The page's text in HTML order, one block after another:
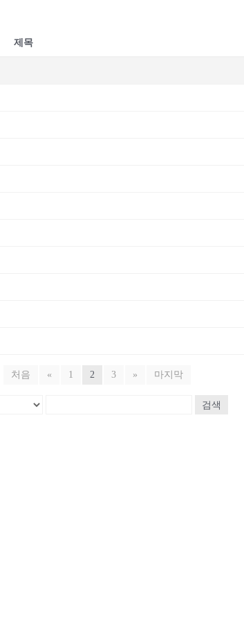
제목
처음 « 1 2 3 » 마지막
검색